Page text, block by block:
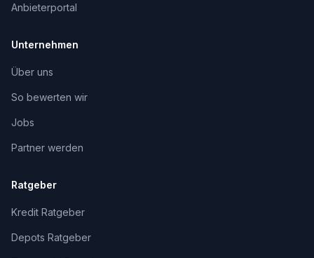
Anbieterportal
Unternehmen
Über uns
So bewerten wir
Jobs
Partner werden
Ratgeber
Kredit Ratgeber
Depots Ratgeber